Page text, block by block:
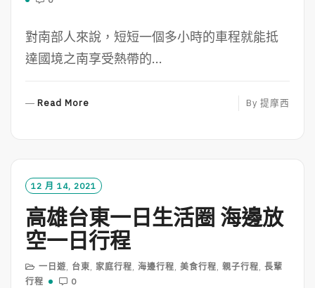
對南部人來說，短短一個多小時的車程就能抵
達國境之南享受熱帶的...
Read More
O
R
E
By 提摩西
12 月 14, 2021
高雄台東一日生活圈 海邊放
空一日行程
一日遊, 台東, 家庭行程, 海邊行程, 美食行程, 親子行程, 長輩
行程
0